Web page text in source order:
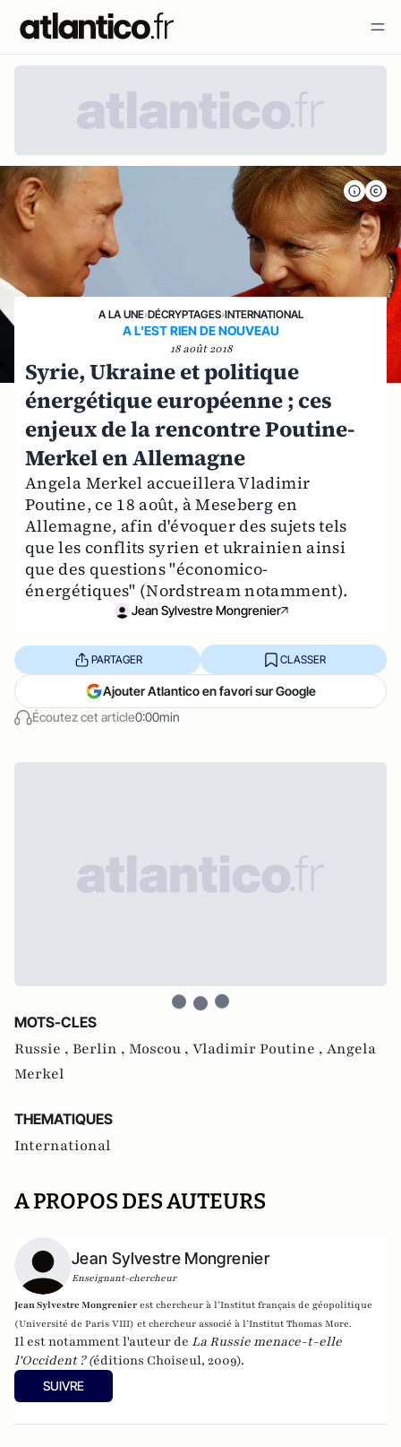
A LA UNE›DÉCRYPTAGES›INTERNATIONAL
A L'EST RIEN DE NOUVEAU
18 août 2018
Syrie, Ukraine et politique
énergétique européenne ; ces
enjeux de la rencontre Poutine-
Merkel en Allemagne
Angela Merkel accueillera Vladimir
Poutine, ce 18 août, à Meseberg en
Allemagne, afin d'évoquer des sujets tels
que les conflits syrien et ukrainien ainsi
que des questions "économico-
énergétiques" (Nordstream notamment).
Jean Sylvestre Mongrenier
Écoutez cet article0:00min
PARTAGER CLASSER
Ajouter Atlantico en favori sur Google
MOTS-CLES
Russie , Berlin , Moscou , Vladimir Poutine , Angela
Merkel
THEMATIQUES
International
A PROPOS DES AUTEURS
Jean Sylvestre Mongrenier
Enseignant-chercheur
Jean Sylvestre Mongrenier est chercheur à l’Institut français de géopolitique
(Université de Paris VIII) et chercheur associé à l’Institut Thomas More.
Il est notamment l'auteur de La Russie menace-t-elle
l'Occident ?(éditions Choiseul, 2009).
SUIVRE